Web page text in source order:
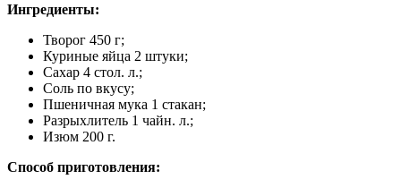
Ингредиенты:
Творог 450 г;
Куриные яйца 2 штуки;
Сахар 4 стол. л.;
Соль по вкусу;
Пшеничная мука 1 стакан;
Разрыхлитель 1 чайн. л.;
Изюм 200 г.
Способ приготовления: